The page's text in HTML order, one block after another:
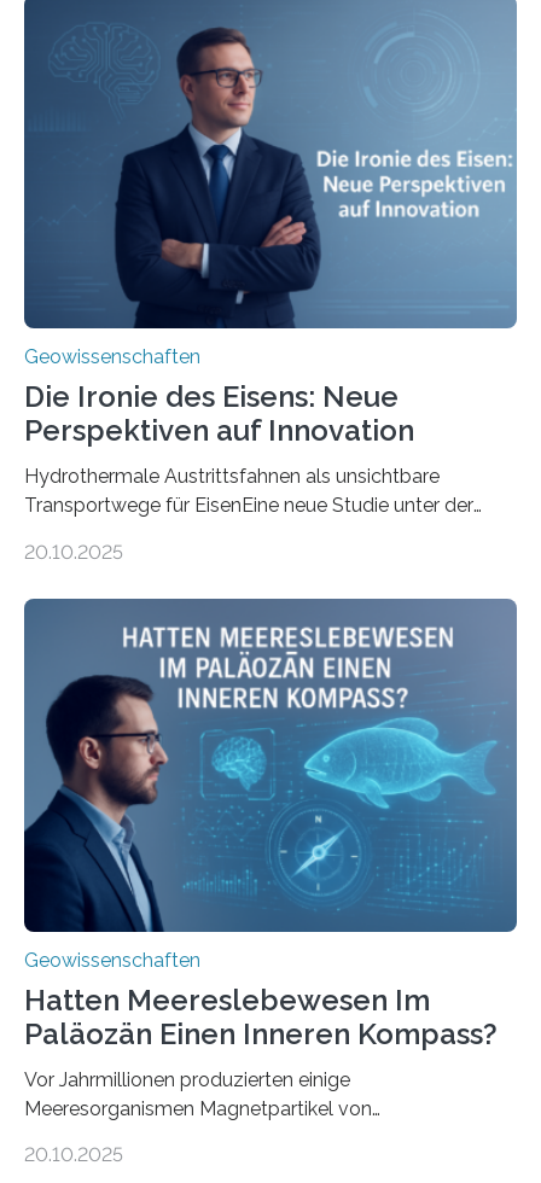
Geowissenschaften
Die Ironie des Eisens: Neue
Perspektiven auf Innovation
Hydrothermale Austrittsfahnen als unsichtbare
Transportwege für EisenEine neue Studie unter der
Umweltwissenschaften der Universität Bremen –
Stoffkreislauf im Ozean prägen. Die Überblicksstudie
mit dem Titel „Iron’s Irony“ ist in Communications Earth
& Environment erschienen. Die Studie fasst bestehende
Forschungsergebnisse zusammen und interpretiert sie
neu, um zu erklären, wie Eisen, das aus hydrothermalen
Systemen freigesetzt wird, über ganze Ozeanbecken
transportiert werden kann. „Das…
20.10.2025
Geowissenschaften
Hatten Meereslebewesen Im
Paläozän Einen Inneren Kompass?
Vor Jahrmillionen produzierten einige
Meeresorganismen Magnetpartikel von
Sedimenten zu finden sind. Nun ist es einem
20.10.2025